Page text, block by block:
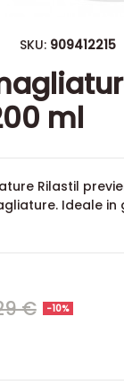
SKU: 909412215
ml
Rilastil
Ideale in
€ -10%